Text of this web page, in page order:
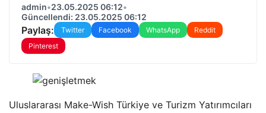
admin•23.05.2025 06:12•
Güncellendi: 23.05.2025 06:12
Paylaş: Twitter Facebook WhatsApp
Reddit
Pinterest
Uluslararası Make-Wish Türkiye ve Turizm Yatırımcıları